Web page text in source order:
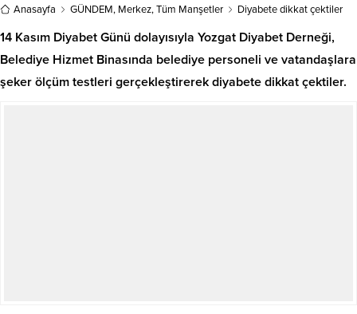
Anasayfa GÜNDEM, Merkez,Tüm Manşetler Diyabete dikkat çektiler
14 Kasım Diyabet Günü dolayısıyla Yozgat Diyabet Derneği,
Belediye Hizmet Binasında belediye personeli ve vatandaşlara
şeker ölçüm testleri gerçekleştirerek diyabete dikkat çektiler.